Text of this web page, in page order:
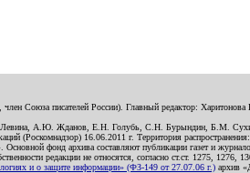
Союза писателей России). Главный редактор:
Левина, А.Ю. Жданов, Е.Н. Голубь, С.Н. Бурындин, Б.М.
(Роскомнадзор) 16.06.2011 г. Территория
Основной фонд архива составляют публикации газет и
редакции не относятся, согласно ст.ст. 1275, 1276,
и о защите информации» (ФЗ-149 от 27.07.06 г.) архив